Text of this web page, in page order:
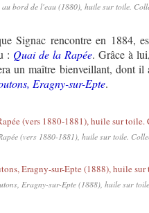
au bord de l'eau (1880), huile sur toile.
Signac rencontre en 1884,
: Quai de la Rapée. Grâce à
un maître bienveillant, dont il
Eragny-sur-Epte.
(vers 1880-1881), huile sur toile.
Eragny-sur-Epte (1888), huile sur